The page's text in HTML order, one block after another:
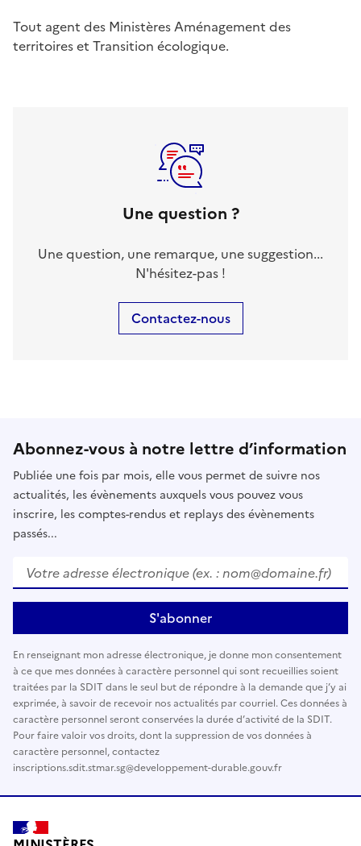
Tout agent des Ministères Aménagement des
territoires et Transition écologique.
Une question ?
Une question, une remarque, une suggestion...
N'hésitez-pas !
Contactez-nous
Abonnez-vous à notre lettre d’information
Publiée une fois par mois, elle vous permet de suivre nos
actualités, les évènements auxquels vous pouvez vous
inscrire, les comptes-rendus et replays des évènements
passés...
Votre adresse électronique (ex. : nom@domaine.fr)*
S'abonner
En renseignant mon adresse électronique, je donne mon consentement
à ce que mes données à caractère personnel qui sont recueillies soient
traitées par la SDIT dans le seul but de répondre à la demande que j’y ai
exprimée, à savoir de recevoir nos actualités par courriel. Ces données à
caractère personnel seront conservées la durée d’activité de la SDIT.
Pour faire valoir vos droits, dont la suppression de vos données à
caractère personnel, contactez
inscriptions.sdit.stmar.sg@developpement-durable.gouv.fr